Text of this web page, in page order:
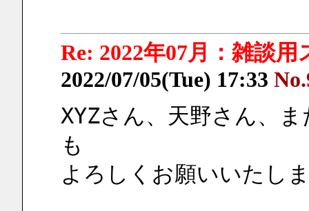
Re: 2022年07月：雑談用
2022/07/05(Tue) 17:33
XYZさん、天野さん、
も
よろしくお願いいたし